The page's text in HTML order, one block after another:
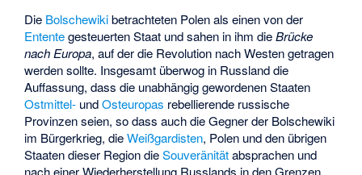
Die Bolschewikibetrachteten Polen als einen von der
Ententegesteuerten Staat und sahen in ihm dieBrücke
nach Europa, auf der die Revolution nach Westen getragen
werden sollte. Insgesamt überwog in Russland die
Auffassung, dass die unabhängig gewordenen Staaten
Ostmittel- undOsteuropas rebellierende russische
Provinzen seien, so dass auch die Gegner der Bolschewiki
im Bürgerkrieg, dieWeißgardisten, Polen und den übrigen
Staaten dieser Region dieSouveränitätabsprachen und
nach einer Wiederherstellung Russlands in den Grenzen